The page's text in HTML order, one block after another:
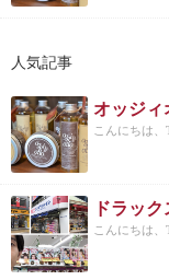
人気記事
こんにちは
こんにちは